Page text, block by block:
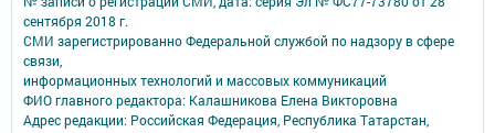
сентября 2018 г.
СМИ зарегистрированно Федеральной службой по надзору в сфере
связи,
информационных технологий и массовых коммуникаций
ФИО главного редактора: Калашникова Елена Викторовна
Адрес редакции: Российская Федерация, Республика Татарстан,